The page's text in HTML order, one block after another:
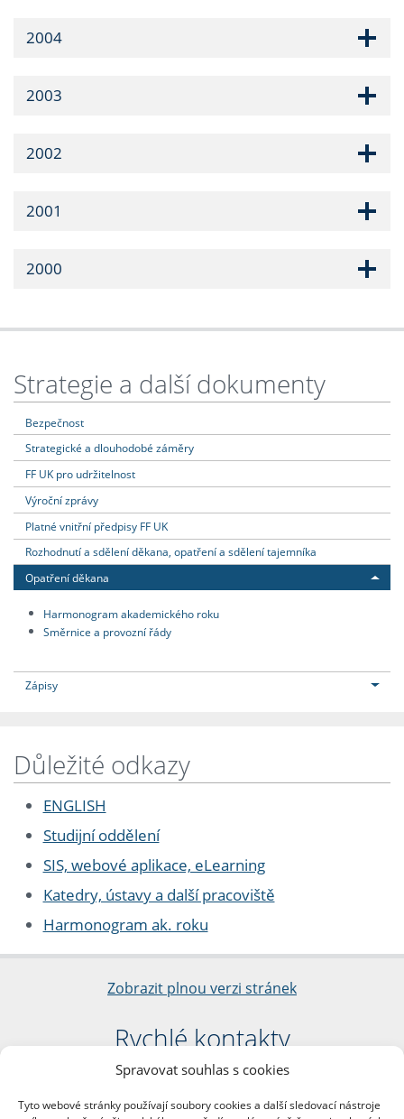
Spravovat souhlas s cookies
Tyto webové stránky používají soubory cookies a další sledovací nástroje
2004
2003
2002
2001
2000
Strategie a další dokumenty
Bezpečnost
Strategické a dlouhodobé záměry
FF UK pro udržitelnost
Výroční zprávy
Platné vnitřní předpisy FF UK
Rozhodnutí a sdělení děkana, opatření a sdělení tajemníka
Opatření děkana
Harmonogram akademického roku
Směrnice a provozní řády
Zápisy
Důležité odkazy
ENGLISH
Studijní oddělení
SIS, webové aplikace, eLearning
Katedry, ústavy a další pracoviště
Harmonogram ak. roku
Zobrazit plnou verzi stránek
Rychlé kontakty
Filozofická fakulta
nám. Jana Palacha 1/2